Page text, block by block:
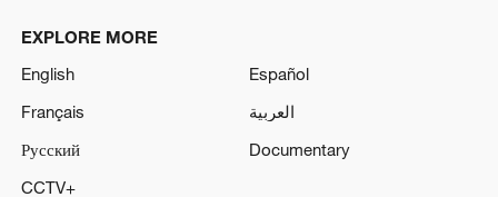
EXPLORE MORE
English
Español
Français
العربية
Русский
Documentary
CCTV+